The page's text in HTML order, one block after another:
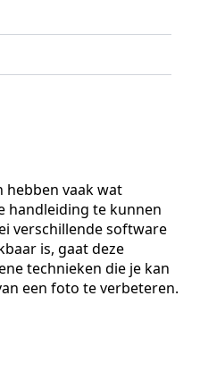
hebben vaak wat
handleiding te kunnen
verschillende software
is, gaat deze
technieken die je kan
een foto te verbeteren.